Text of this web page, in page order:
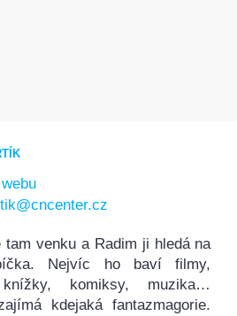
tam venku a Radim ji hledá na
Nejvíc ho baví filmy,
komiksy, muzika…
kdejaká fantazmagorie.